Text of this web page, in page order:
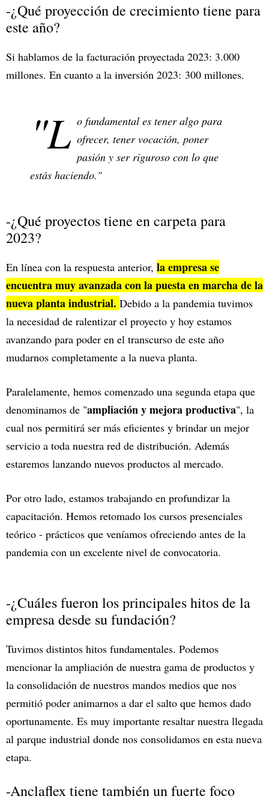
-¿Qué proyección de crecimiento tiene para
este año?
Si hablamos de la facturación proyectada 2023: 3.000
millones. En cuanto a la inversión 2023: 300 millones.
"L o fundamental es tener algo para
ofrecer, tener vocación, poner
pasión y ser riguroso con lo que
estás haciendo."
-¿Qué proyectos tiene en carpeta para
2023?
En línea con la respuesta anterior, la empresa se
encuentra muy avanzada con la puesta en marcha de la
nueva planta industrial. Debido a la pandemia tuvimos
la necesidad de ralentizar el proyecto y hoy estamos
avanzando para poder en el transcurso de este año
mudarnos completamente a la nueva planta.
Paralelamente, hemos comenzado una segunda etapa que
denominamos de "ampliación y mejora productiva", la
cual nos permitirá ser más eficientes y brindar un mejor
servicio a toda nuestra red de distribución. Además
estaremos lanzando nuevos productos al mercado.
Por otro lado, estamos trabajando en profundizar la
capacitación. Hemos retomado los cursos presenciales
teórico - prácticos que veníamos ofreciendo antes de la
pandemia con un excelente nivel de convocatoria.
-¿Cuáles fueron los principales hitos de la
empresa desde su fundación?
Tuvimos distintos hitos fundamentales. Podemos
mencionar la ampliación de nuestra gama de productos y
la consolidación de nuestros mandos medios que nos
permitió poder animarnos a dar el salto que hemos dado
oportunamente. Es muy importante resaltar nuestra llegada
al parque industrial donde nos consolidamos en esta nueva
etapa.
-Anclaflex tiene también un fuerte foco